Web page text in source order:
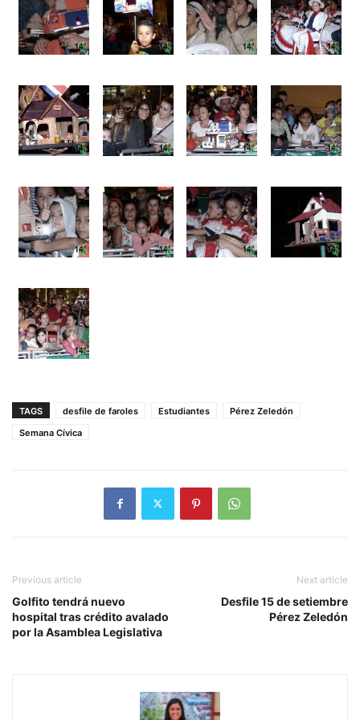
TAGS desfile de faroles Estudiantes
Pérez Zeledón
Semana Cívica
Previous article
Golfito tendrá nuevo
hospital tras crédito avalado
por la Asamblea Legislativa
Next article
Desfile 15 de setiembre
Pérez Zeledón